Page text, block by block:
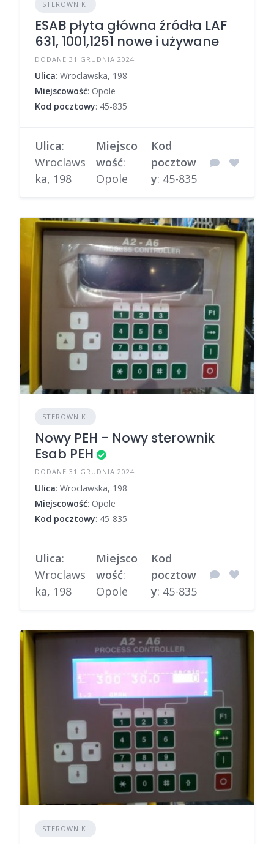
STEROWNIKI
ESAB płyta główna źródła LAF
631, 1001,1251 nowe i używane
DODANE 31 GRUDNIA 2024
Ulica: Wroclawska, 198
Miejscowość: Opole
Kod pocztowy: 45-835
Ulica:
Wroclaws
ka, 198
Miejsco
wość:
Opole
Kod
pocztow
y: 45-835
STEROWNIKI
Nowy PEH - Nowy sterownik
Esab PEH
DODANE 31 GRUDNIA 2024
Ulica: Wroclawska, 198
Miejscowość: Opole
Kod pocztowy: 45-835
Ulica:
Wroclaws
ka, 198
Miejsco
wość:
Opole
Kod
pocztow
y: 45-835
STEROWNIKI